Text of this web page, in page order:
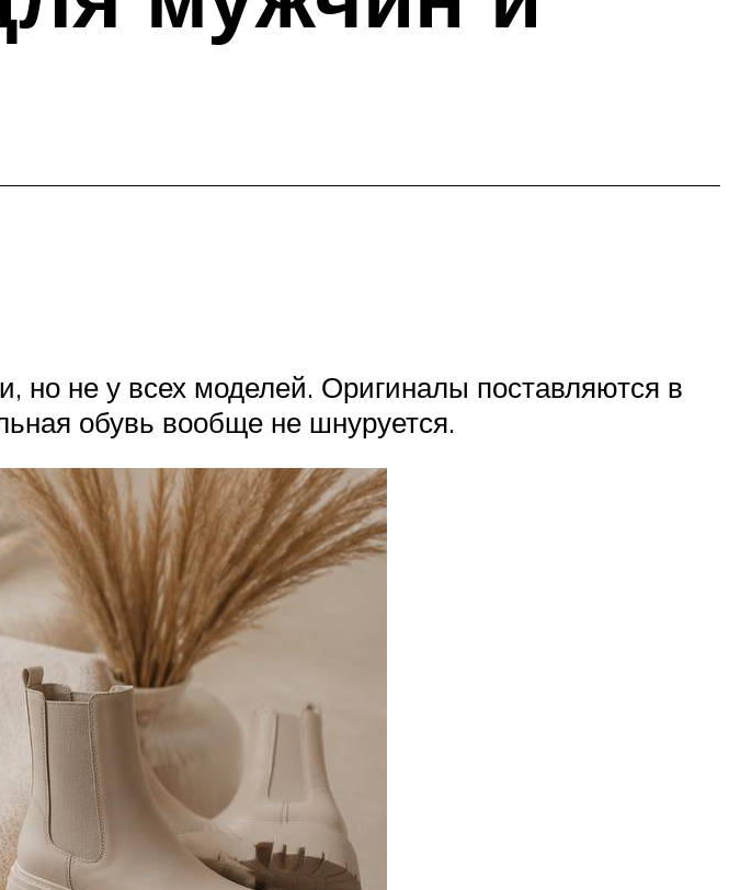
не у всех моделей. Оригиналы поставляются в
обувь вообще не шнуруется.